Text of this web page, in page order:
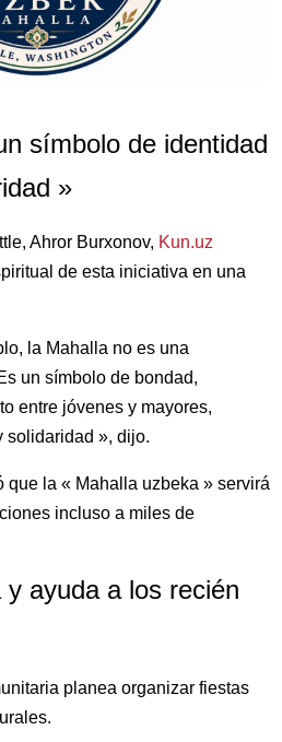
símbolo de identidad
»
Ahror Burxonov, Kun.uz
de esta iniciativa en una
la Mahalla no es una
un símbolo de bondad,
entre jóvenes y mayores,
solidaridad », dijo.
que la « Mahalla uzbeka » servirá
incluso a miles de
ayuda a los recién
planea organizar fiestas